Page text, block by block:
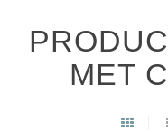
MET